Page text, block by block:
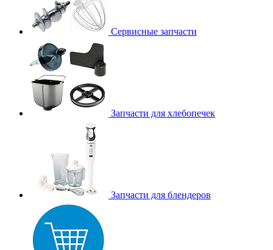
Сервисные запчасти
Запчасти для хлебопечек
Запчасти для блендеров